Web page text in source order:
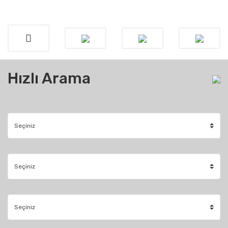
Hızlı Arama